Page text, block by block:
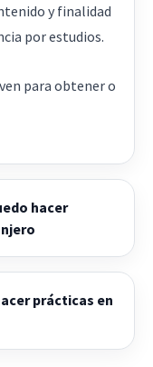
y finalidad
por estudios.
para obtener o
hacer
prácticas en